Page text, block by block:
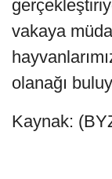
vakaya
olanağı
Kaynak: